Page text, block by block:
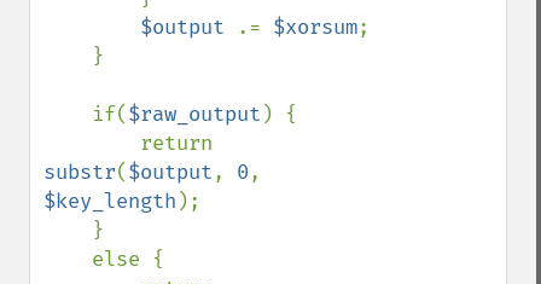
$output
.= $xorsum;
    if(
$raw_output ) {
substr($output, 0
$key_length );